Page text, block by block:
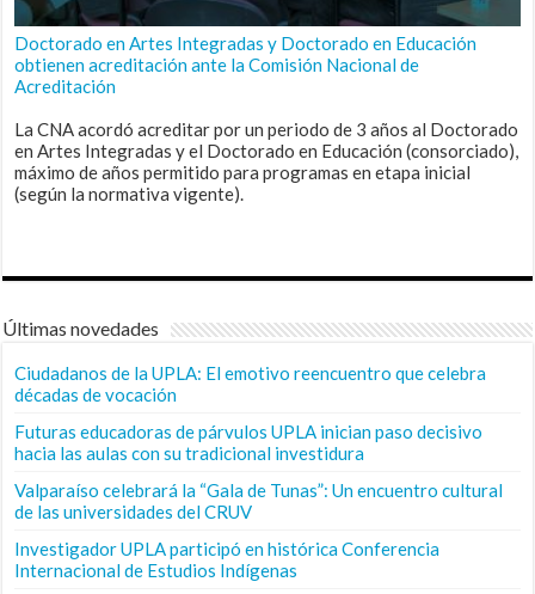
Doctorado en Artes Integradas y Doctorado en Educación
obtienen acreditación ante la Comisión Nacional de
Acreditación
La CNA acordó acreditar por un periodo de 3 años al Doctorado
en Artes Integradas y el Doctorado en Educación (consorciado),
máximo de años permitido para programas en etapa inicial
(según la normativa vigente).
Últimas novedades
Ciudadanos de la UPLA: El emotivo reencuentro que celebra
décadas de vocación
Futuras educadoras de párvulos UPLA inician paso decisivo
hacia las aulas con su tradicional investidura
Valparaíso celebrará la “Gala de Tunas”: Un encuentro cultural
de las universidades del CRUV
Investigador UPLA participó en histórica Conferencia
Internacional de Estudios Indígenas